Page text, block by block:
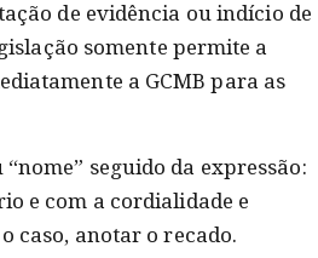
de evidência ou indício de
somente permite a
a GCMB para as
seguido da expressão:
e com a cordialidade e
caso, anotar o recado.